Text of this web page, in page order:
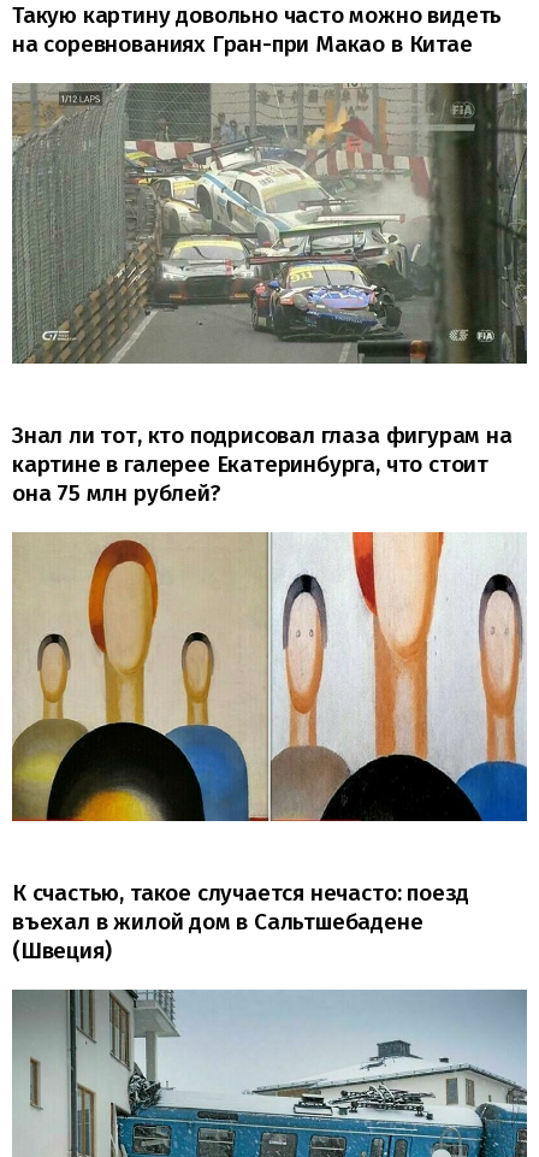
Такую картину довольно часто можно видеть
на соревнованиях Гран-при Макао в Китае
Знал ли тот, кто подрисовал глаза фигурам на
картине в галерее Екатеринбурга, что стоит
она 75 млн рублей?
К счастью, такое случается нечасто: поезд
въехал в жилой дом в Сальтшебадене
(Швеция)